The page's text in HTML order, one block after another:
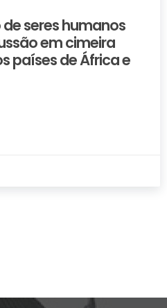
de seres humanos
em cimeira
países de África e